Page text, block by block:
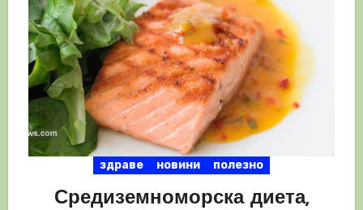
здраве новини полезно
Средиземноморска диета,